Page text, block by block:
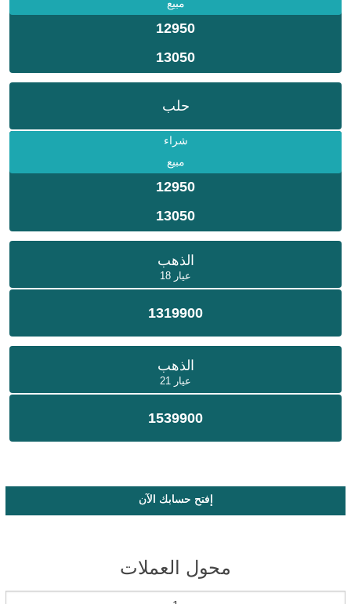
مبيع
12950
13050
حلب
شراء
مبيع
12950
13050
الذهب
عيار 18
1319900
الذهب
عيار 21
1539900
إفتح حسابك الآن
محول العملات